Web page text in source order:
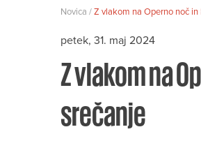
Novica /Z vlakom na Operno noč
petek, 31. maj 2024
Z vlakom na
srečanje